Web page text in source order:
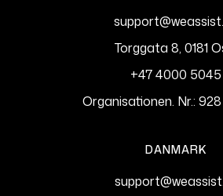
Torggata 8, 0181
+47 4000 5045
Organisationen. Nr.:
DANMARK